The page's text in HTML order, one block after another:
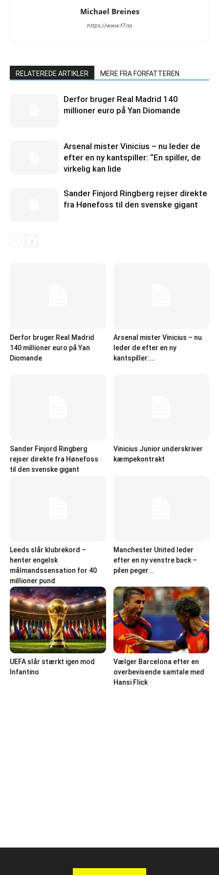
Michael Breines
https://www.f7.no
RELATEREDE ARTIKLER MERE FRA FORFATTEREN
Derfor bruger Real Madrid 140
millioner euro på Yan Diomande
Arsenal mister Vinicius – nu leder de
efter en ny kantspiller: “En spiller, de
virkelig kan lide
Sander Finjord Ringberg rejser direkte
fra Hønefoss til den svenske gigant
Derfor bruger Real Madrid
140 millioner euro på Yan
Diomande
Arsenal mister Vinicius – nu
leder de efter en ny
kantspiller:...
Sander Finjord Ringberg
rejser direkte fra Hønefoss
til den svenske gigant
Vinicius Junior underskriver
kæmpekontrakt
Leeds slår klubrekord –
henter engelsk
målmandssensation for 40
millioner pund
Manchester United leder
efter en ny venstre back –
pilen peger...
UEFA slår stærkt igen mod
Infantino
Vælger Barcelona efter en
overbevisende samtale med
Hansi Flick